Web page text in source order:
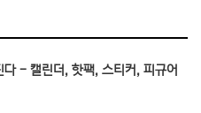
다 - 캘린더, 핫팩, 스티커, 피규어